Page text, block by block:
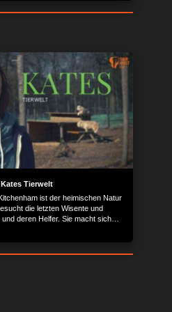
Kates Tierwelt
ist der heimischen Natur
die letzten Wisente und
deren Helfer. Sie macht sich